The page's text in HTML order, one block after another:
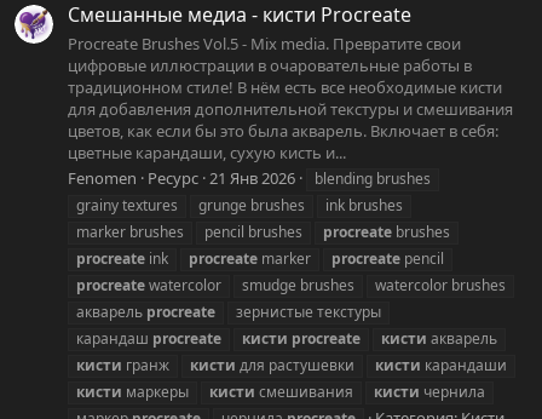
Смешанные медиа - кисти Procreate
Procreate Brushes Vol.5 - Mix media. Превратите свои
цифровые иллюстрации в очаровательные работы в
традиционном стиле! В нём есть все необходимые кисти
для добавления дополнительной текстуры и смешивания
цветов, как если бы это была акварель. Включает в себя:
цветные карандаши, сухую кисть и...
Fenomen
Ресурс 21 Янв 2026
blending brushes
grainy textures
grunge brushes
ink brushes
marker brushes
pencil brushes procreate brushes
procreate ink procreate marker procreate pencil
procreatewatercolor smudge brushes
watercolor brushes
акварель procreate
зернистые текстуры
карандаш procreate кисти procreate кисти акварель
кисти гранж кисти для растушевки кисти карандаши
кисти маркеры кисти смешивания кисти чернила